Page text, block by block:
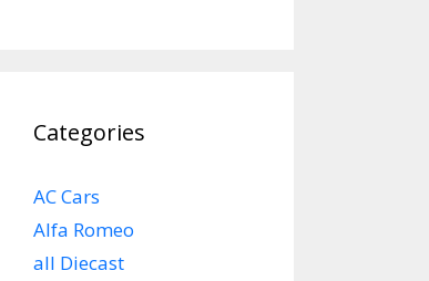
Categories
AC Cars
Alfa Romeo
all Diecast